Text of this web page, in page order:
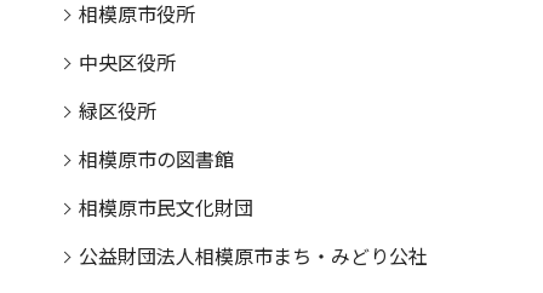
相模原市役所
中央区役所
緑区役所
相模原市の図書館
相模原市民文化財団
公益財団法人相模原市まち・みどり公社